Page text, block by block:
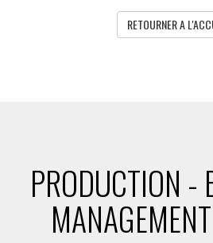
RETOURNER A
PRODUCTION -